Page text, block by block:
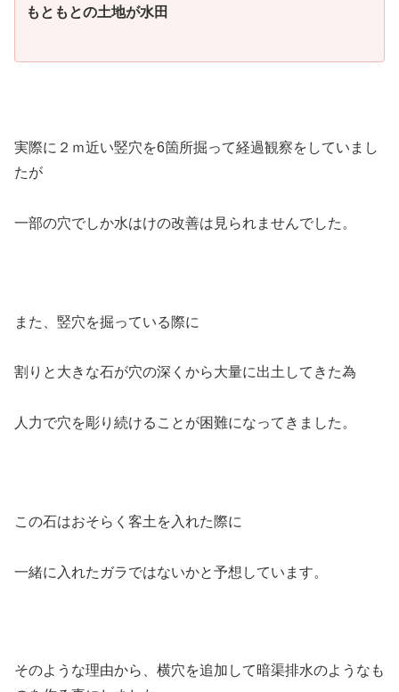
もともとの土地が水田
実際に２ｍ近い竪穴を6箇所掘って経過観察をしていまし
たが
一部の穴でしか水はけの改善は見られませんでした。
また、竪穴を掘っている際に
割りと大きな石が穴の深くから大量に出土してきた為
人力で穴を彫り続けることが困難になってきました。
この石はおそらく客土を入れた際に
一緒に入れたガラではないかと予想しています。
そのような理由から、横穴を追加して暗渠排水のようなも